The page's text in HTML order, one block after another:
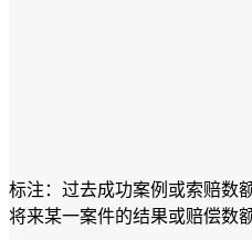
标注：过去成功案例或索赔数
将来某一案件的结果或赔偿数额